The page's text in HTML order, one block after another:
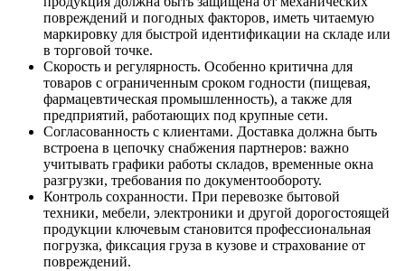
повреждений и погодных факторов, иметь читаемую
маркировку для быстрой идентификации на складе или
в торговой точке.
Скорость и регулярность. Особенно критична для
товаров с ограниченным сроком годности (пищевая,
фармацевтическая промышленность), а также для
предприятий, работающих под крупные сети.
Согласованность с клиентами. Доставка должна быть
встроена в цепочку снабжения партнеров: важно
учитывать графики работы складов, временные окна
разгрузки, требования по документообороту.
Контроль сохранности. При перевозке бытовой
техники, мебели, электроники и другой дорогостоящей
продукции ключевым становится профессиональная
погрузка, фиксация груза в кузове и страхование от
повреждений.